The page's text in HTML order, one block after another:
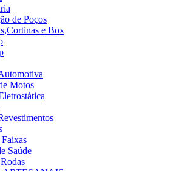
de Poços
e Box
Motos
Faixas
Saúde